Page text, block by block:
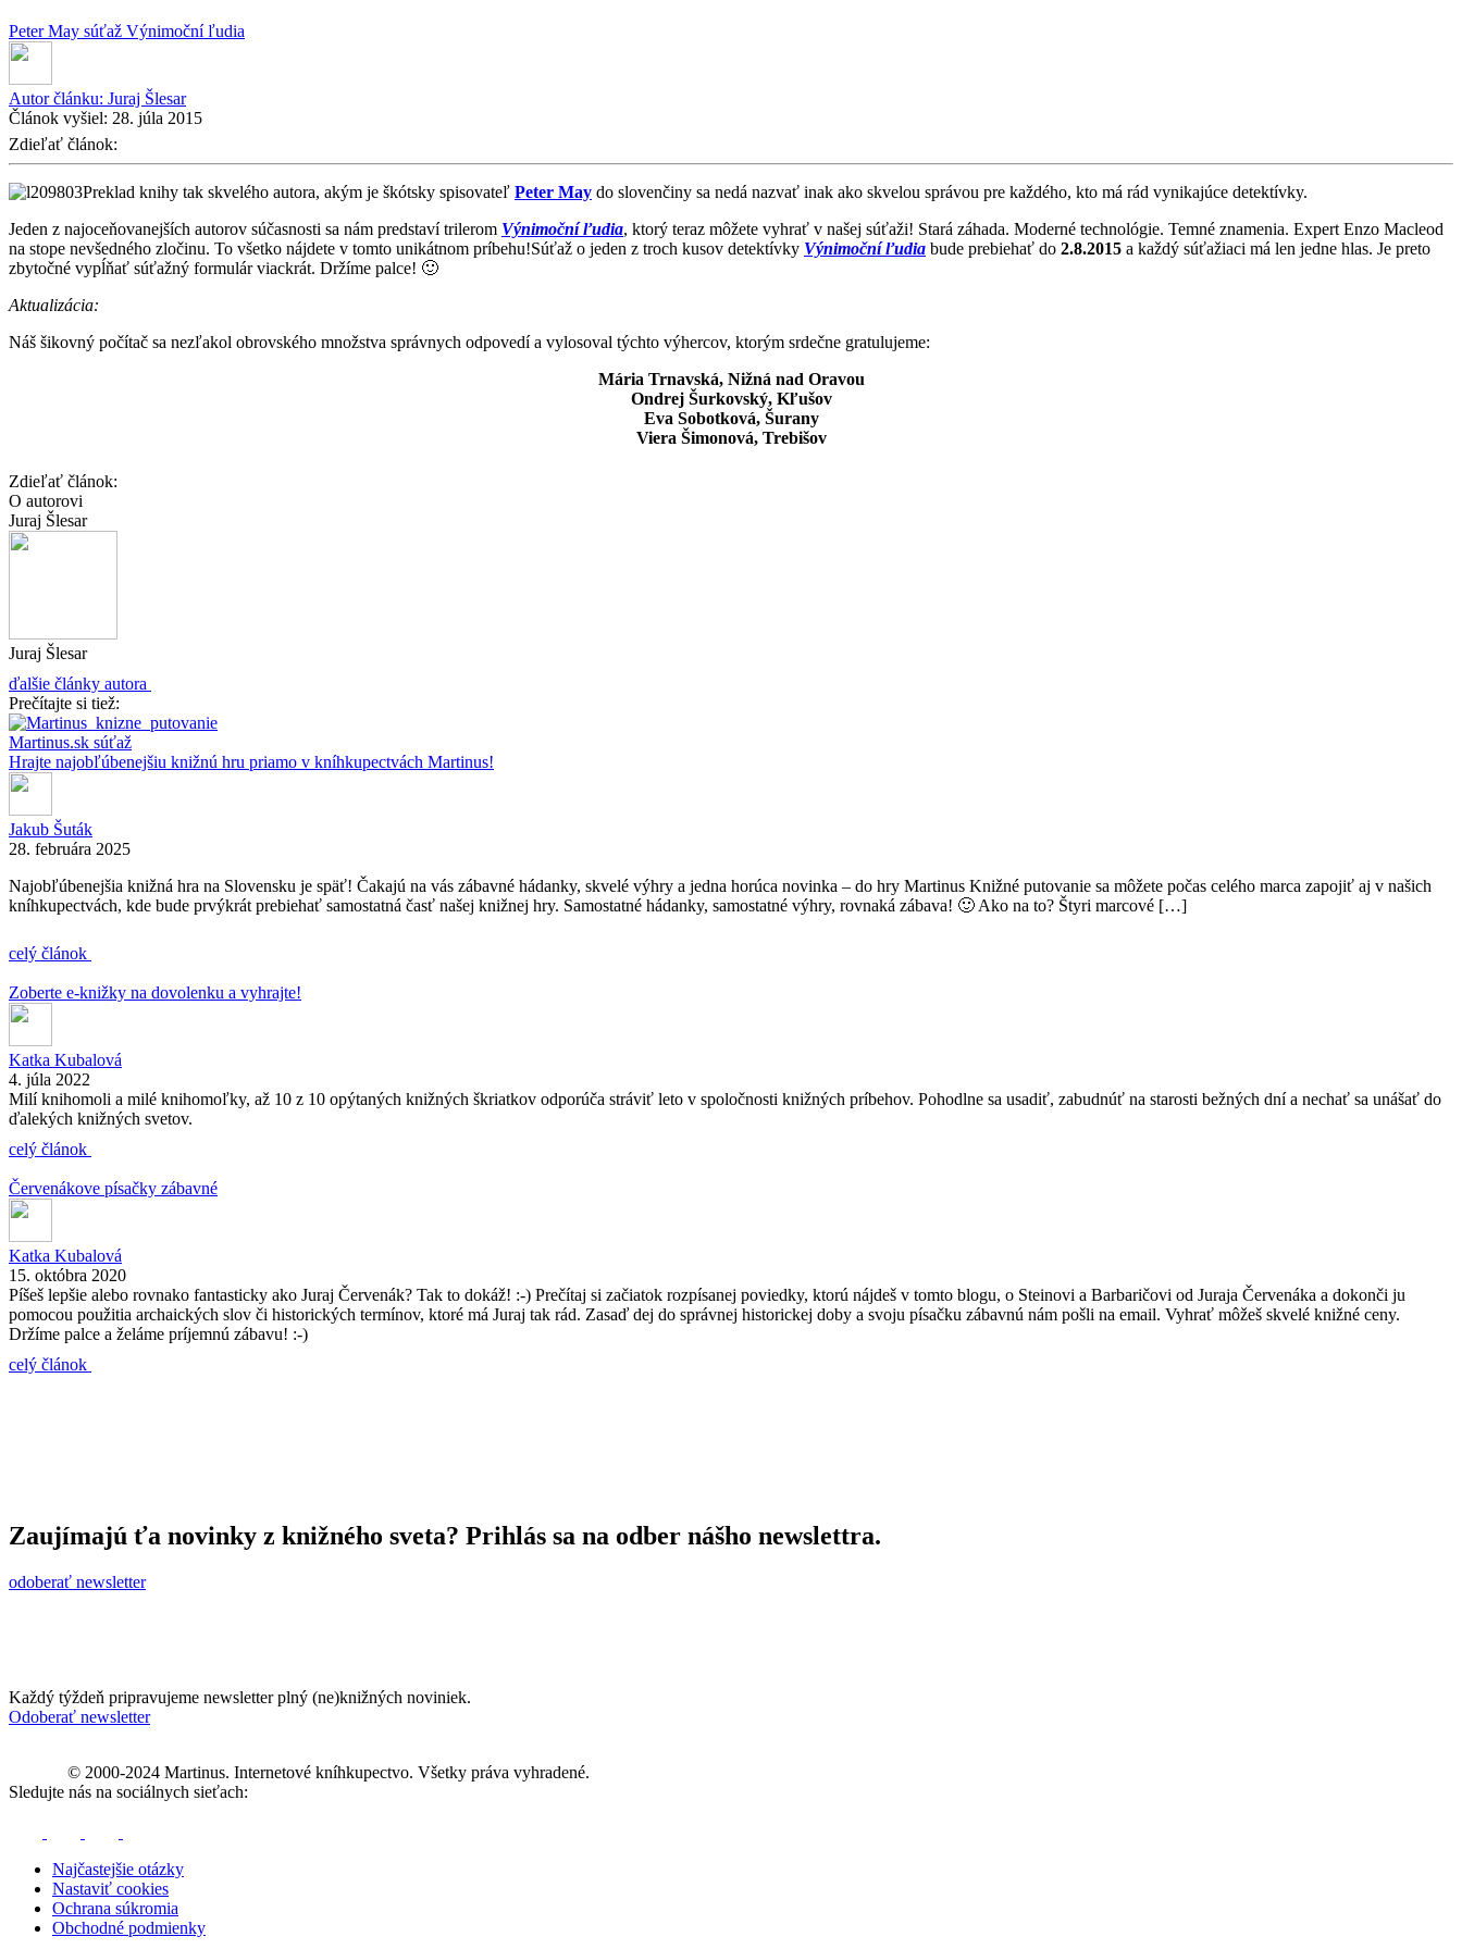
Peter May súťaž Výnimoční ľudia
Autor článku: Juraj Šlesar
Článok vyšiel: 28. júla 2015
Zdieľať článok:
Preklad knihy tak skvelého autora, akým je škótsky spisovateľ Peter May do slovenčiny sa nedá nazvať inak ako skvelou správou pre každého, kto má rád vynikajúce detektívky.
Jeden z najoceňovanejších autorov súčasnosti sa nám predstaví trilerom Výnimoční ľudia, ktorý teraz môžete vyhrať v našej súťaži! Stará záhada. Moderné technológie. Temné znamenia. Expert Enzo Macleod
na stope nevšedného zločinu. To všetko nájdete v tomto unikátnom príbehu!Súťaž o jeden z troch kusov detektívky Výnimoční ľudia bude prebiehať do 2.8.2015 a každý súťažiaci má len jedne hlas. Je preto
zbytočné vypĺňať súťažný formulár viackrát. Držíme palce! 🙂
Aktualizácia:
Náš šikovný počítač sa nezľakol obrovského množstva správnych odpovedí a vylosoval týchto výhercov, ktorým srdečne gratulujeme:
Mária Trnavská, Nižná nad Oravou
Ondrej Šurkovský, Kľušov
Eva Sobotková, Šurany
Viera Šimonová, Trebišov
Zdieľať článok:
O autorovi
Juraj Šlesar
Juraj Šlesar
ďalšie články autora
Prečítajte si tiež:
Martinus.sk súťaž
Hrajte najobľúbenejšiu knižnú hru priamo v kníhkupectvách Martinus!
Jakub Šuták
28. februára 2025
Najobľúbenejšia knižná hra na Slovensku je späť! Čakajú na vás zábavné hádanky, skvelé výhry a jedna horúca novinka – do hry Martinus Knižné putovanie sa môžete počas celého marca zapojiť aj v našich
kníhkupectvách, kde bude prvýkrát prebiehať samostatná časť našej knižnej hry. Samostatné hádanky, samostatné výhry, rovnaká zábava! 🙂 Ako na to? Štyri marcové […]
celý článok
Zoberte e-knižky na dovolenku a vyhrajte!
Katka Kubalová
4. júla 2022
Milí knihomoli a milé knihomoľky, až 10 z 10 opýtaných knižných škriatkov odporúča stráviť leto v spoločnosti knižných príbehov. Pohodlne sa usadiť, zabudnúť na starosti bežných dní a nechať sa unášať do
ďalekých knižných svetov.
celý článok
Červenákove písačky zábavné
Katka Kubalová
15. októbra 2020
Píšeš lepšie alebo rovnako fantasticky ako Juraj Červenák? Tak to dokáž! :-) Prečítaj si začiatok rozpísanej poviedky, ktorú nájdeš v tomto blogu, o Steinovi a Barbaričovi od Juraja Červenáka a dokonči ju
pomocou použitia archaických slov či historických termínov, ktoré má Juraj tak rád. Zasaď dej do správnej historickej doby a svoju písačku zábavnú nám pošli na email. Vyhrať môžeš skvelé knižné ceny.
Držíme palce a želáme príjemnú zábavu! :-)
celý článok
Zaujímajú ťa novinky z knižného sveta? Prihlás sa na odber nášho newslettra.
odoberať newsletter
Každý týždeň pripravujeme newsletter plný (ne)knižných noviniek.
Odoberať newsletter
© 2000-2024 Martinus. Internetové kníhkupectvo. Všetky práva vyhradené.
Sledujte nás na sociálnych sieťach:
Najčastejšie otázky
Nastaviť cookies
Ochrana súkromia
Obchodné podmienky